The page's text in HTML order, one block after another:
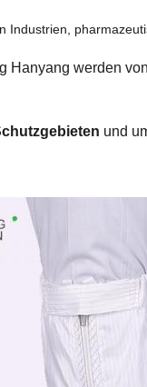
Industrien,
Hanyang werden von
und